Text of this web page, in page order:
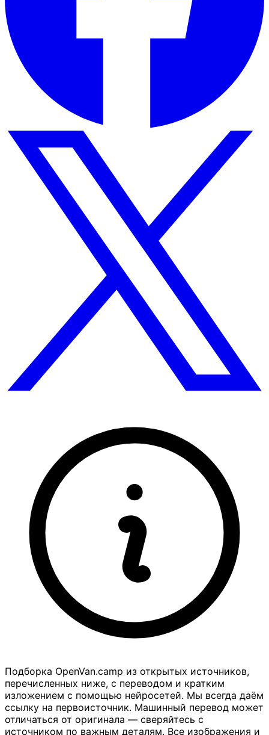
Подборка OpenVan.camp из открытых источников,
перечисленных ниже, с переводом и кратким
изложением с помощью нейросетей. Мы всегда даём
ссылку на первоисточник. Машинный перевод может
отличаться от оригинала — сверяйтесь с
источником по важным деталям. Все изображения и